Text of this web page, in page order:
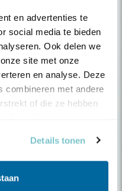
en advertenties te
social media te bieden
Ook delen we
site met onze
en analyse. Deze
combineren met andere
of die ze hebben
Details tonen